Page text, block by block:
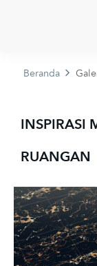
Beranda
INSPIRASI
RUANGAN